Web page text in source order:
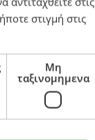
στιγμή στις
Μη
ταξινομημενα